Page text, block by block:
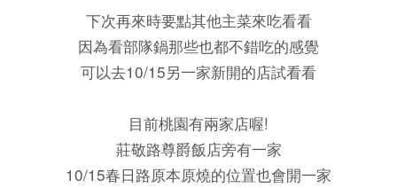
下次再來時要點其他主菜來吃看看
因為看部隊鍋那些也都不錯吃的感覺
可以去10/15另一家新開的店試看看
目前桃園有兩家店喔!
莊敬路尊爵飯店旁有一家
10/15春日路原本原燒的位置也會開一家